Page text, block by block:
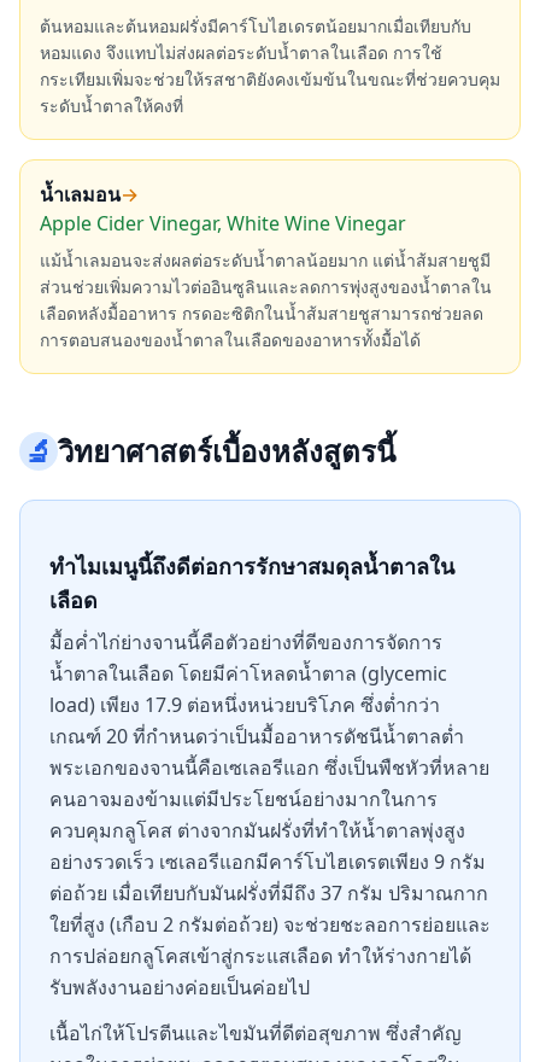
ต้นหอมและต้นหอมฝรั่งมีคาร์โบไฮเดรตน้อยมากเมื่อเทียบกับ
หอมแดง จึงแทบไม่ส่งผลต่อระดับน้ำตาลในเลือด การใช้
กระเทียมเพิ่มจะช่วยให้รสชาติยังคงเข้มข้นในขณะที่ช่วยควบคุม
ระดับน้ำตาลให้คงที่
น้ำเลมอน→
Apple Cider Vinegar, White Wine Vinegar
แม้น้ำเลมอนจะส่งผลต่อระดับน้ำตาลน้อยมาก แต่น้ำส้มสายชูมี
ส่วนช่วยเพิ่มความไวต่ออินซูลินและลดการพุ่งสูงของน้ำตาลใน
เลือดหลังมื้ออาหาร กรดอะซิติกในน้ำส้มสายชูสามารถช่วยลด
การตอบสนองของน้ำตาลในเลือดของอาหารทั้งมื้อได้
🔬วิทยาศาสตร์เบื้องหลังสูตรนี้
ทำไมเมนูนี้ถึงดีต่อการรักษาสมดุลน้ำตาลใน
เลือด
มื้อค่ำไก่ย่างจานนี้คือตัวอย่างที่ดีของการจัดการ
น้ำตาลในเลือด โดยมีค่าโหลดน้ำตาล (glycemic
load) เพียง 17.9 ต่อหนึ่งหน่วยบริโภค ซึ่งต่ำกว่า
เกณฑ์ 20 ที่กำหนดว่าเป็นมื้ออาหารดัชนีน้ำตาลต่ำ
พระเอกของจานนี้คือเซเลอรีแอก ซึ่งเป็นพืชหัวที่หลาย
คนอาจมองข้ามแต่มีประโยชน์อย่างมากในการ
ควบคุมกลูโคส ต่างจากมันฝรั่งที่ทำให้น้ำตาลพุ่งสูง
อย่างรวดเร็ว เซเลอรีแอกมีคาร์โบไฮเดรตเพียง 9 กรัม
ต่อถ้วย เมื่อเทียบกับมันฝรั่งที่มีถึง 37 กรัม ปริมาณกาก
ใยที่สูง (เกือบ 2 กรัมต่อถ้วย) จะช่วยชะลอการย่อยและ
การปล่อยกลูโคสเข้าสู่กระแสเลือด ทำให้ร่างกายได้
รับพลังงานอย่างค่อยเป็นค่อยไป
เนื้อไก่ให้โปรตีนและไขมันที่ดีต่อสุขภาพ ซึ่งสำคัญ